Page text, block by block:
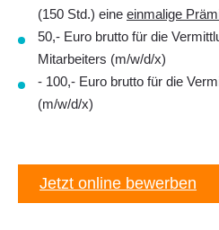
(150 Std.) eine einmalige
50,- Euro brutto für die
Mitarbeiters (m/w/d/x)
- 100,- Euro brutto für die
(m/w/d/x)
Jetzt online bewerben